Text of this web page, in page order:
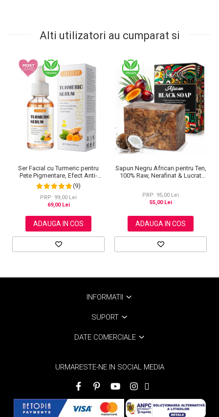
Alti utilizatori au cumparat si
Ser Facial cu Turmeric pentru
Pete Pigmentare, Efect Anti-
Imbatranire SEFUDUN, 30 ml
(9)
PRP: 99,00 Lei
69,00 Lei
ADAUGA IN COS
Sapun Negru African pentru Ten,
100% Raw, Nerafinat & Lucrat
PRP: 95,00 Lei
55,00 Lei
ADAUGA IN COS
INFORMATII
SUPORT
DATE COMERCIALE
URMARESTE-NE IN SOCIAL MEDIA